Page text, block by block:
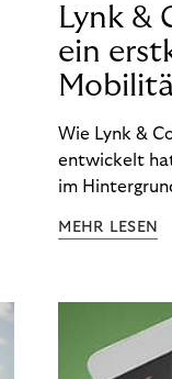
Lynk &
ein
Wie Lynk &
entwickelt
im
MEHR LESEN